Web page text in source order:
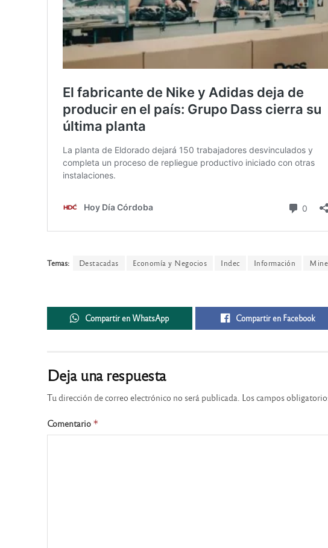
Temas: Destacadas Economía y Negocios Indec Información
Compartir en WhatsApp Compartir en Facebook
Deja una respuesta
Tu dirección de correo electrónico no será publicada. Los campos
Comentario *